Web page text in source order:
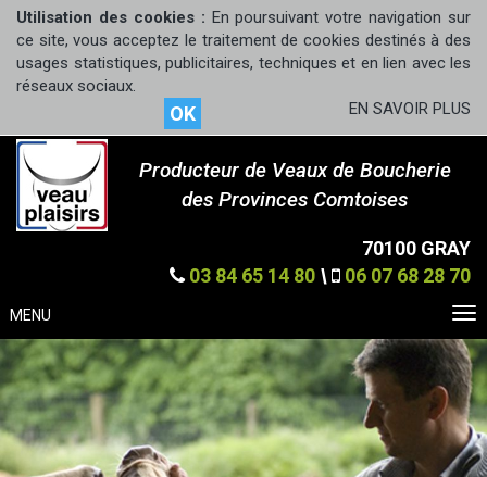
Utilisation des cookies : En poursuivant votre navigation sur
ce site, vous acceptez le traitement de cookies destinés à des
usages statistiques, publicitaires, techniques et en lien avec les
réseaux sociaux.
OK EN SAVOIR PLUS
Producteur de Veaux de Boucherie
des Provinces Comtoises
70100 GRAY
03 84 65 14 80 \ 06 07 68 28 70
MENU